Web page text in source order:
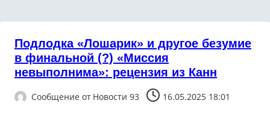
Подлодка «Лошарик» и другое безумие
в финальной (?) «Миссия
невыполнима»: рецензия из Канн
Сообщение от Новости 93 16.05.2025 18:01